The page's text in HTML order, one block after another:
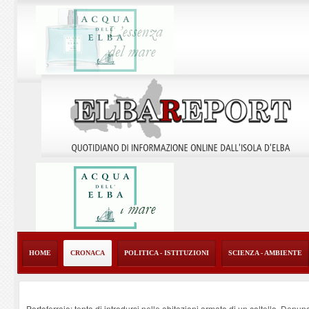
HOME CRONACA POLITICA - ISTITUZIONI SCIENZA - AMBIENTE